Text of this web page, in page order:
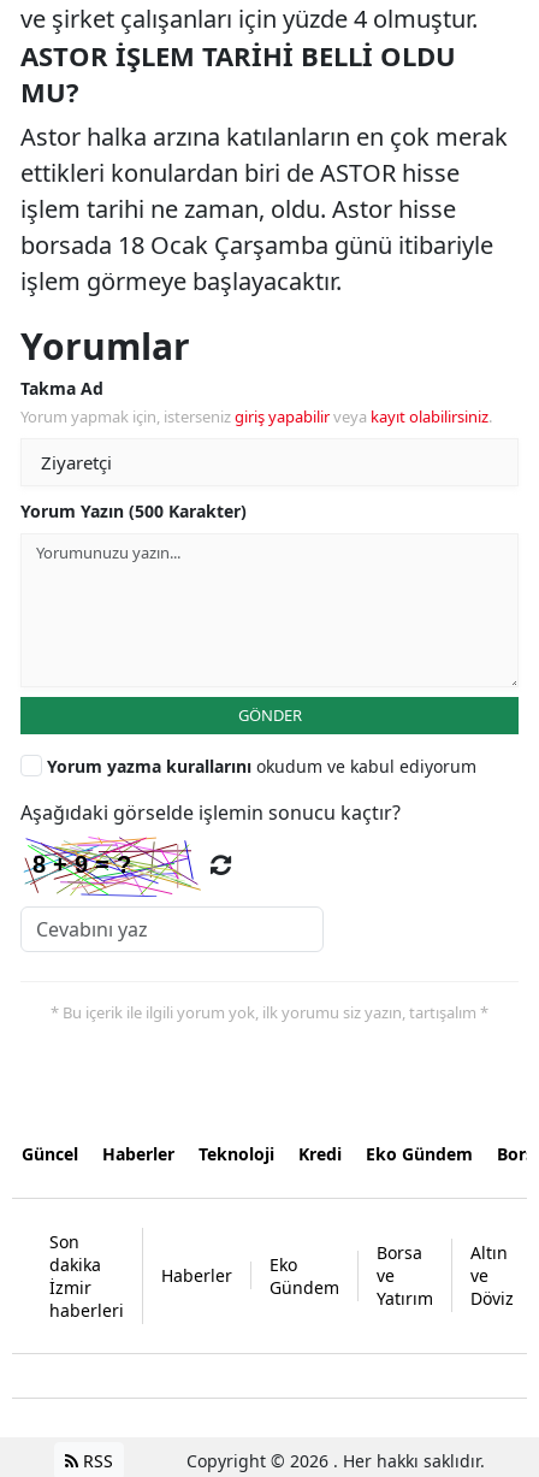
ve şirket çalışanları için yüzde 4 olmuştur.
ASTOR İŞLEM TARIHI BELLI OLDU
MU?
Astor halka arzına katılanların en çok merak
ettikleri konulardan biri de ASTOR hisse
işlem tarihi ne zaman, oldu. Astor hisse
borsada 18 Ocak Çarşamba günü itibariyle
işlem görmeye başlayacaktır.
Yorumlar
Takma Ad
Yorum yapmak için, istersenizgiriş yapabilirveya kayıt olabilirsiniz.
Yorum Yazın (500 Karakter)
GÖNDER
Yorum yazma kurallarını okudum ve kabul ediyorum
Aşağıdaki görselde işlemin sonucu kaçtır?
* Bu içerik ile ilgili yorum yok, ilk yorumu siz yazın, tartışalım *
Güncel Haberler Teknoloji Kredi Eko Gündem
Son
dakika
İzmir
haberleri
Haberler
Eko
Gündem
Borsa
ve
Yatırım
Altın
ve
Döviz
RSS Copyright © 2026 . Her hakkı saklıdır.